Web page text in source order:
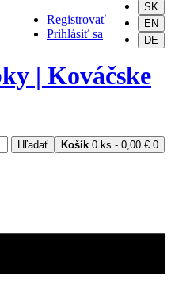
SK
EN
DE
Registrovať
Prihlásiť sa
Košík 0 ks - 0,00 € 0
Hľadať